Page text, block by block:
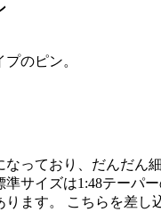
のピン。
なっており、だんだん
サイズは1:48テーパ
ります。 こちらを差し